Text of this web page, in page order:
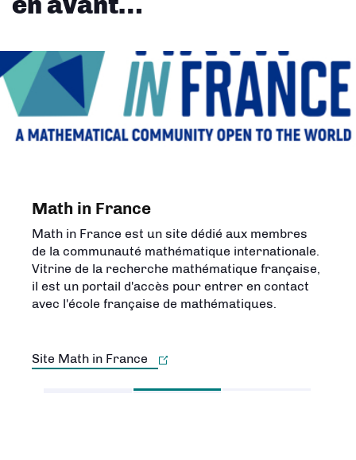
Math in France
Math in France est un site dédié aux membres
de la communauté mathématique internationale.
Vitrine de la recherche mathématique française,
il est un portail d'accès pour entrer en contact
avec l'école française de mathématiques.
Site Math in France